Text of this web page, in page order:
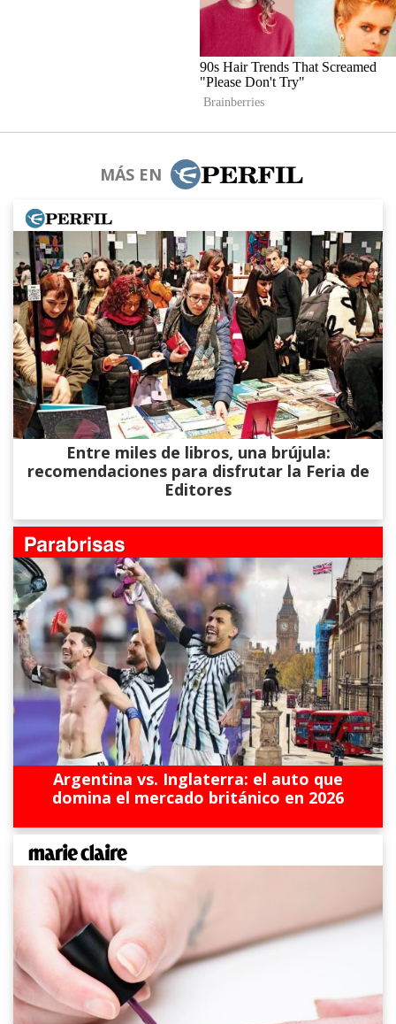
MÁS EN
Entre miles de libros, una brújula:
recomendaciones para disfrutar la Feria de
Editores
Argentina vs. Inglaterra: el auto que
domina el mercado británico en 2026